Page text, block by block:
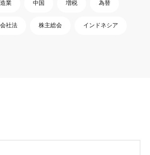
業 中国 増税 為替
会社法 株主総会 インドネシア